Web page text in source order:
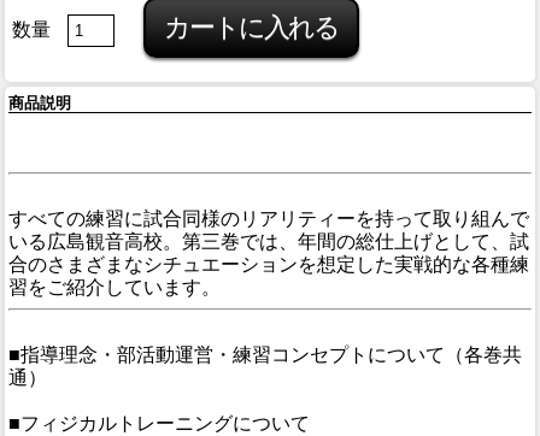
数量
商品説明
すべての練習に試合同様のリアリティーを持って取り組んで
いる広島観音高校。第三巻では、年間の総仕上げとして、試
合のさまざまなシチュエーションを想定した実戦的な各種練
習をご紹介しています。
■指導理念・部活動運営・練習コンセプトについて（各巻共
通）
■フィジカルトレーニングについて